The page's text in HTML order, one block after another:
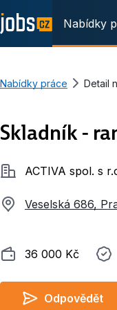
Nabídky
Nabídky práce Detail
Skladník -
SpolečnostACTIVA spol. s
Veselská 686,
Plat 36 000 Kč Do
Odpovědět